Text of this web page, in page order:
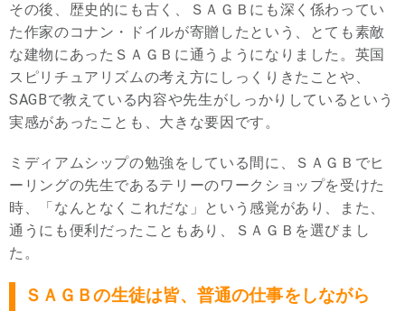
その後、歴史的にも古く、ＳＡＧＢにも深く係わってい
た作家のコナン・ドイルが寄贈したという、とても素敵
な建物にあったＳＡＧＢに通うようになりました。英国
スピリチュアリズムの考え方にしっくりきたことや、
SAGBで教えている内容や先生がしっかりしているという
実感があったことも、大きな要因です。
ミディアムシップの勉強をしている間に、ＳＡＧＢでヒ
ーリングの先生であるテリーのワークショップを受けた
時、「なんとなくこれだな」という感覚があり、また、
通うにも便利だったこともあり、ＳＡＧＢを選びまし
た。
ＳＡＧＢの生徒は皆、普通の仕事をしながら